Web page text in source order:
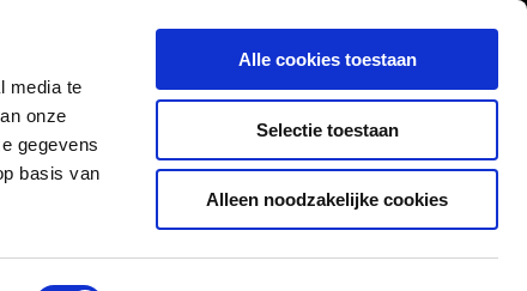
media te
onze
gegevens
basis van
Alle cookies toestaan
Selectie toestaan
Alleen noodzakelijke cookies
Inloggen
Contact
Klanten geven ons een 9,5/10